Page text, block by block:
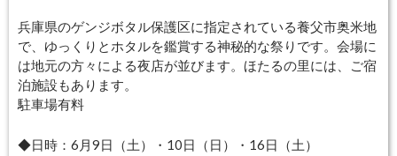
兵庫県のゲンジボタル保護区に指定されている養父市奥米地
で、ゆっくりとホタルを鑑賞する神秘的な祭りです。会場に
は地元の方々による夜店が並びます。ほたるの里には、ご宿
泊施設もあります。
駐車場有料
◆日時：6月9日（土）・10日（日）・16日（土）